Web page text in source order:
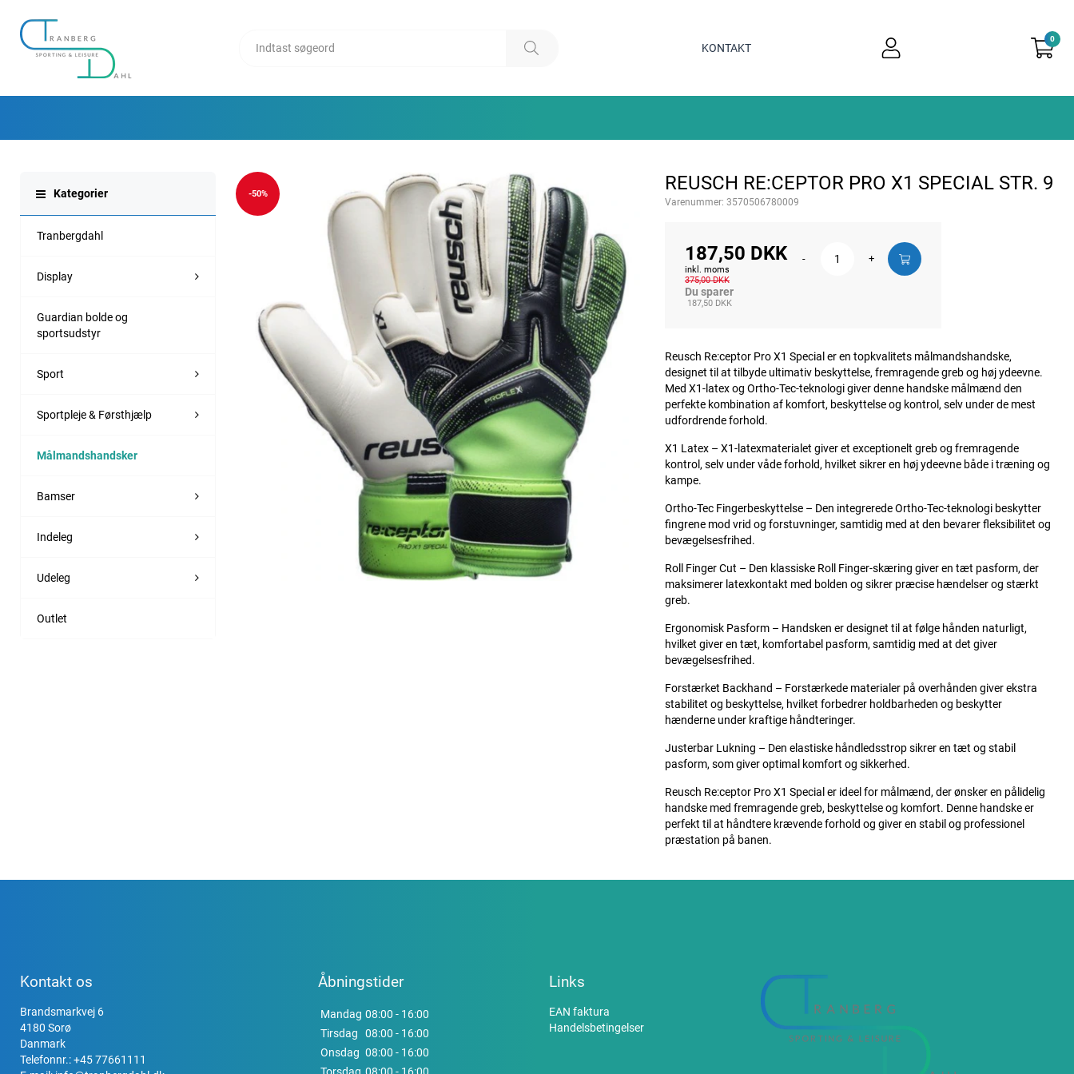
KONTAKT
0
Kategorier
Tranbergdahl
Display
Guardian bolde og
sportsudstyr
Sport
Sportpleje & Førsthjælp
Målmandshandsker
Bamser
Indeleg
Udeleg
Outlet
-50% REUSCH RE:CEPTOR PRO X1 SPECIAL STR. 9
Varenummer: 3570506780009
187,50 DKK
inkl. moms
375,00 DKK
Du sparer
187,50 DKK
- +
Reusch Re:ceptor Pro X1 Special er en topkvalitets målmandshandske,
designet til at tilbyde ultimativ beskyttelse, fremragende greb og høj ydeevne.
Med X1-latex og Ortho-Tec-teknologi giver denne handske målmænd den
perfekte kombination af komfort, beskyttelse og kontrol, selv under de mest
udfordrende forhold.
X1 Latex – X1-latexmaterialet giver et exceptionelt greb og fremragende
kontrol, selv under våde forhold, hvilket sikrer en høj ydeevne både i træning og
kampe.
Ortho-Tec Fingerbeskyttelse – Den integrerede Ortho-Tec-teknologi beskytter
fingrene mod vrid og forstuvninger, samtidig med at den bevarer fleksibilitet og
bevægelsesfrihed.
Roll Finger Cut – Den klassiske Roll Finger-skæring giver en tæt pasform, der
maksimerer latexkontakt med bolden og sikrer præcise hændelser og stærkt
greb.
Ergonomisk Pasform – Handsken er designet til at følge hånden naturligt,
hvilket giver en tæt, komfortabel pasform, samtidig med at det giver
bevægelsesfrihed.
Forstærket Backhand – Forstærkede materialer på overhånden giver ekstra
stabilitet og beskyttelse, hvilket forbedrer holdbarheden og beskytter
hænderne under kraftige håndteringer.
Justerbar Lukning – Den elastiske håndledsstrop sikrer en tæt og stabil
pasform, som giver optimal komfort og sikkerhed.
Reusch Re:ceptor Pro X1 Special er ideel for målmænd, der ønsker en pålidelig
handske med fremragende greb, beskyttelse og komfort. Denne handske er
perfekt til at håndtere krævende forhold og giver en stabil og professionel
præstation på banen.
Kontakt os
Brandsmarkvej 6
4180 Sorø
Danmark
Telefonnr.:+45 77661111
Åbningstider
Mandag 08:00 - 16:00
Tirsdag
08:00 - 16:00
Onsdag 08:00 - 16:00
Links
EAN faktura
Handelsbetingelser